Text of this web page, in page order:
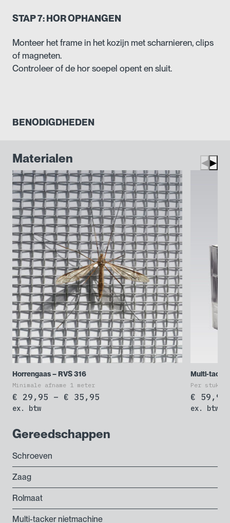
STAP 7: HOR OPHANGEN
Monteer het frame in het kozijn met scharnieren, clips
of magneten.
Controleer of de hor soepel opent en sluit.
BENODIGDHEDEN
Materialen ◀ ▶
Horrengaas – RVS 316
Minimale afname 1 meter
€ 29,95 – € 35,95
€ 35,95
ex. btw
Multi-
Per stuk
€ 59,95
ex. btw
Gereedschappen
Schroeven
Zaag
Rolmaat
Multi-tacker nietmachine